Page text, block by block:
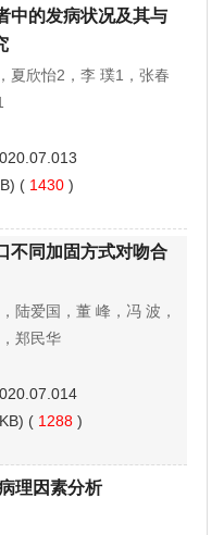
中的发病状况及其与
夏欣怡2，李 璞1，张春
( 1430 )
不同加固方式对吻合
陆爱国，董 峰，冯 波，
郑民华
( 1288 )
理因素分析